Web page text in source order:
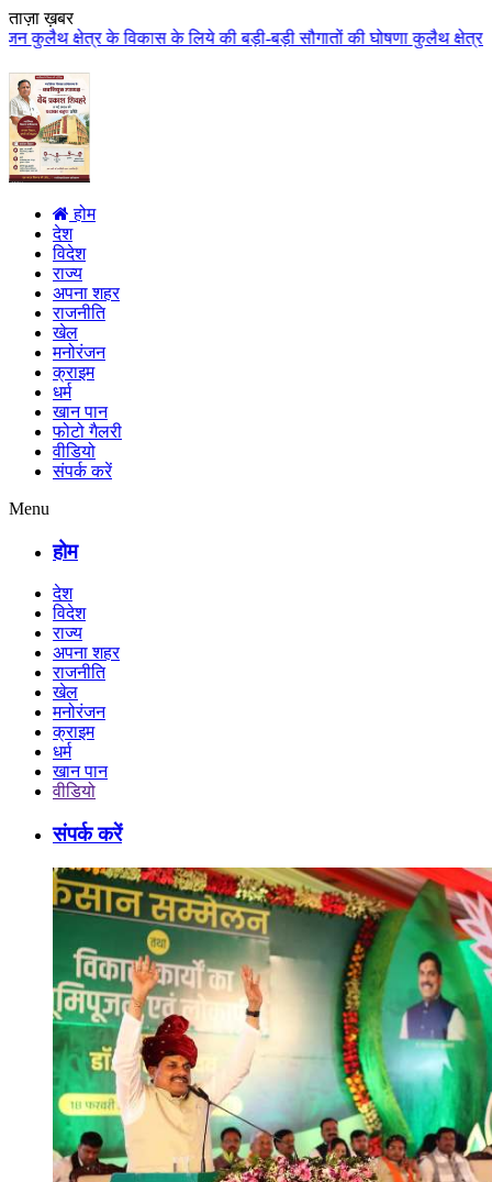
ताज़ा ख़बर
लिये की बड़ी-बड़ी सौगातों की घोषणा कुलैथ क्षेत्र की जनता ने मुख्यमंत्री
होम
देश
विदेश
राज्य
अपना शहर
राजनीति
खेल
मनोरंजन
क्राइम
धर्म
खान पान
फोटो गैलरी
वीडियो
संपर्क करें
Menu
होम
देश
विदेश
राज्य
अपना शहर
राजनीति
खेल
मनोरंजन
क्राइम
धर्म
खान पान
वीडियो
संपर्क करें